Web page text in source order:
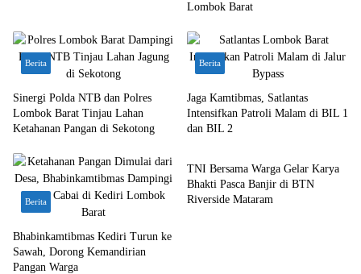
Lombok Barat
Berita
Sinergi Polda NTB dan Polres
Lombok Barat Tinjau Lahan
Ketahanan Pangan di Sekotong
Berita
Jaga Kamtibmas, Satlantas
Intensifkan Patroli Malam di BIL 1
dan BIL 2
Berita
Bhabinkamtibmas Kediri Turun ke
Sawah, Dorong Kemandirian
Pangan Warga
Bali Nusra
TNI Bersama Warga Gelar Karya
Bhakti Pasca Banjir di BTN
Riverside Mataram